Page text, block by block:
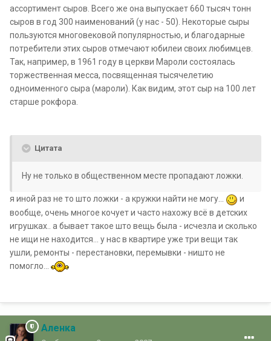
ассортимент сыров. Всего же она выпускает 660 тысяч тонн
сыров в год 300 наименований (у нас - 50). Некоторые сыры
пользуются многовековой популярностью, и благодарные
потребители этих сыров отмечают юбилеи своих любимцев.
Так, например, в 1961 году в церкви Мароли состоялась
торжественная месса, посвященная тысячелетию
одноименного сыра (мароли). Как видим, этот сыр на 100 лет
старше рокфора.
Цитата
Ну не только в общественном месте пропадают ложки.
я иной раз не то што ложки - а кружки найти не могу...
и
вообще, очень многое кочует и часто нахожу всё в детских
игрушках.. а бывает такое што вещь была - исчезла и сколько
не ищи не находится... у нас в квартире уже три вещи так
ушли, ремонты - перестановки, перемывки - ништо не
помогло...
Аленка